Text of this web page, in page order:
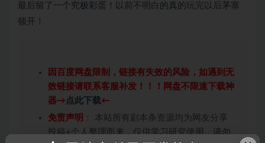
最后留了一个究极彩蛋！以前不明白的真的玩完以后茅塞
顿开！
因百度网盘限制，链接有失效的风险，如遇到无
效链接请联系客服补发！！！网盘不限速下载神
器→ 点此下载←
免责声明 ： 本站所有剧本杀资源均为网友分享
投稿+个人整理而来，仅供学习研究使用，请勿